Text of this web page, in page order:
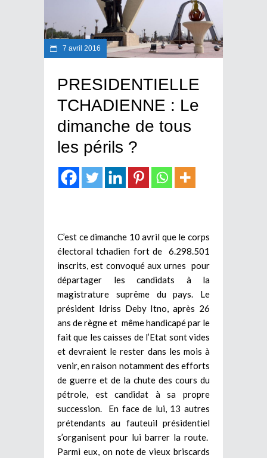
7 avril 2016
PRESIDENTIELLE
TCHADIENNE : Le
dimanche de tous
les périls ?
C’est ce dimanche 10 avril que le corps
électoral tchadien fort de 6.298.501
inscrits, est convoqué aux urnes pour
départager les candidats à la
magistrature suprême du pays. Le
président Idriss Deby Itno, après 26
ans de règne et même handicapé par le
fait que les caisses de l’Etat sont vides
et devraient le rester dans les mois à
venir, en raison notamment des efforts
de guerre et de la chute des cours du
pétrole, est candidat à sa propre
succession. En face de lui, 13 autres
prétendants au fauteuil présidentiel
s’organisent pour lui barrer la route.
Parmi eux, on note de vieux briscards